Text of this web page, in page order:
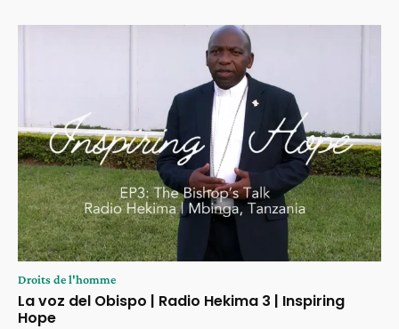
Droits de l'homme
La voz del Obispo | Radio Hekima 3 | Inspiring
Hope